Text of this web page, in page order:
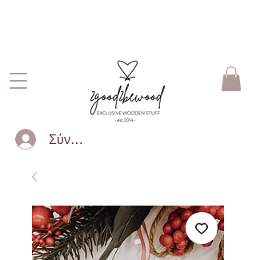
Σύνδεση